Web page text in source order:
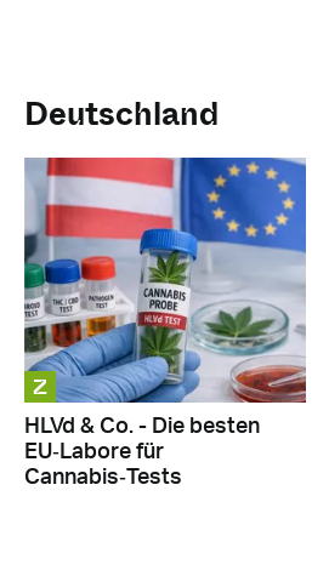
Deutschland
Z
HLVd & Co. - Die besten
EU‑Labore für
Cannabis‑Tests